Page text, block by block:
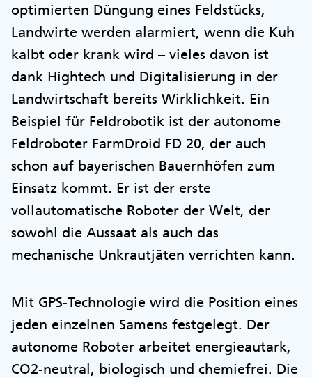
optimierten Düngung eines Feldstücks,
Landwirte werden alarmiert, wenn die Kuh
kalbt oder krank wird – vieles davon ist
dank Hightech und Digitalisierung in der
Landwirtschaft bereits Wirklichkeit. Ein
Beispiel für Feldrobotik ist der autonome
Feldroboter FarmDroid FD 20, der auch
schon auf bayerischen Bauernhöfen zum
Einsatz kommt. Er ist der erste
vollautomatische Roboter der Welt, der
sowohl die Aussaat als auch das
mechanische Unkrautjäten verrichten kann.
Mit GPS-Technologie wird die Position eines
jeden einzelnen Samens festgelegt. Der
autonome Roboter arbeitet energieautark,
CO2-neutral, biologisch und chemiefrei. Die